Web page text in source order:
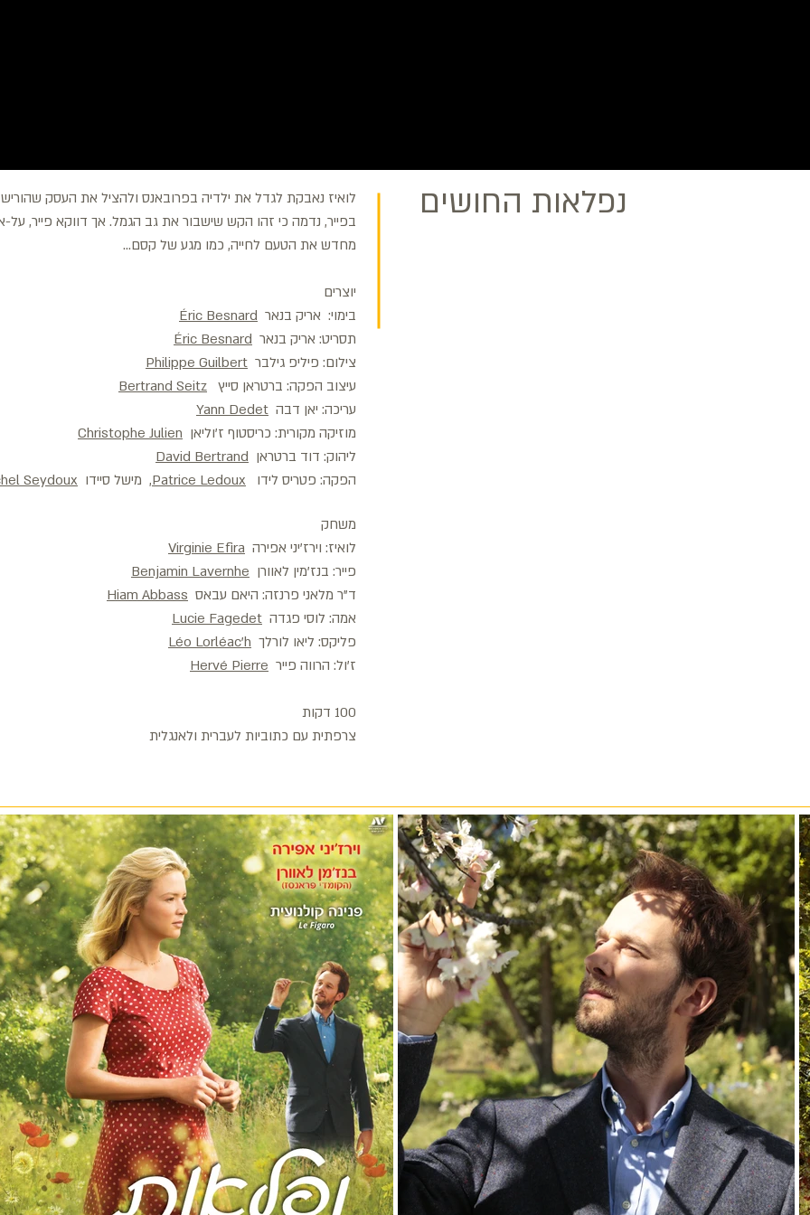
לואיז נאבקת לגדל את ילדיה בפרובאנס ולהציל את העסק
בפייר, נדמה כי זהו הקש שישבור את גב הגמל. אך דווקא פייר, על-
מחדש את הטעם לחייה, כמו מגע של קסם...
יוצרים
בימוי: אריק בנאר Éric Besnard
תסריט: אריק בנאר Éric Besnard
צילום: פיליפ גילבר Philippe Guilbert
עיצוב הפקה: ברטראן סייץ Bertrand Seitz
עריכה: יאן דבה Yann Dedet
מוזיקה מקורית: כריסטוף ז'וליאן Christophe Julien
ליהוק: דוד ברטראן David Bertrand
הפקה: פטריס לידו Patrice Ledoux, מישל סיידו Seydoux
משחק
לואיז: וירז'יני אפירה Virginie Efira
פייר: בנז'מין לאוורן Benjamin Lavernhe
ד"ר מלאני פרנזה: היאם עבאס Hiam Abbass
אמה: לוסי פגדה Lucie Fagedet
פליקס: ליאו לורלך Léo Lorléac'h
ז'ול: הרווה פייר Hervé Pierre
100 דקות
צרפתית עם כתוביות לעברית ולאנגלית
נפלאות החושים